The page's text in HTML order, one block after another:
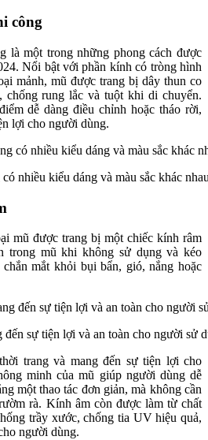
công
là một trong những phong cách được
Nổi bật với phần kính có tròng hình
mảnh, mũ được trang bị dây thun co
chống rung lắc và tuột khi di chuyển.
dễ dàng điều chỉnh hoặc tháo rời,
lợi cho người dùng.
nhiều kiểu dáng và màu sắc khác
mũ được trang bị một chiếc kính râm
trong mũ khi không sử dụng và kéo
mắt khỏi bụi bẩn, gió, nắng hoặc
sự tiện lợi và an toàn cho người sử
trang và mang đến sự tiện lợi cho
minh của mũ giúp người dùng dễ
một thao tác đơn giản, mà không cần
rà. Kính âm còn được làm từ chất
trầy xước, chống tia UV hiệu quả,
người dùng.